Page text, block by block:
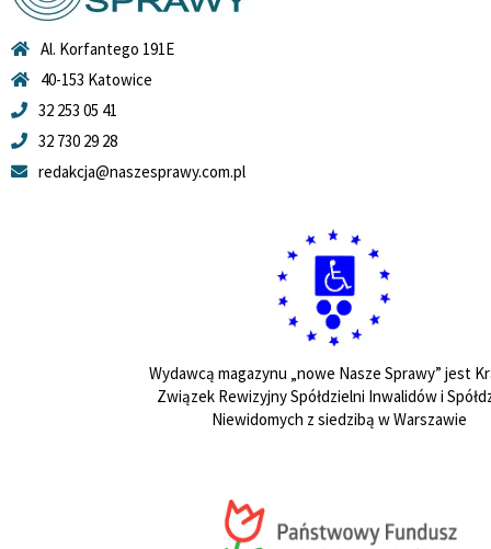
Al. Korfantego 191E
40-153 Katowice
32 253 05 41
32 730 29 28
redakcja@naszesprawy.com.pl
Wydawcą magazynu „nowe Nasze Sprawy” jest
Związek Rewizyjny Spółdzielni Inwalidów i
Niewidomych z siedzibą w Warszawie